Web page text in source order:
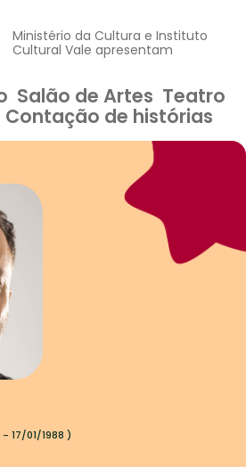
Ministério da Cultura e Instituto
Cultural Vale apresentam
Salão de Artes Teatro
Contação de histórias
- 17/01/1988 )